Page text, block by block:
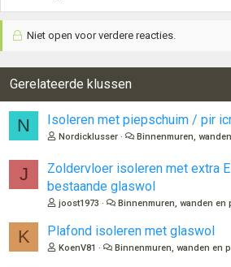
Niet open voor verdere reacties.
Gerelateerde klussen
N Isoleren met piepschuim / pir
Nordicklusser Binnenmuren,
J
Zoldervloer isoleren met extra
bestaande glaswol
joost1973 Binnenmuren, wanden en
K Plafond isoleren met glaswol
KoenV81 Binnenmuren, wanden en